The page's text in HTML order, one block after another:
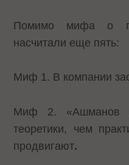
Помимо мифа о
насчитали еще пять:
Миф 1. В компании
Миф 2. «Ашманов
теоретики, чем
продвигают.